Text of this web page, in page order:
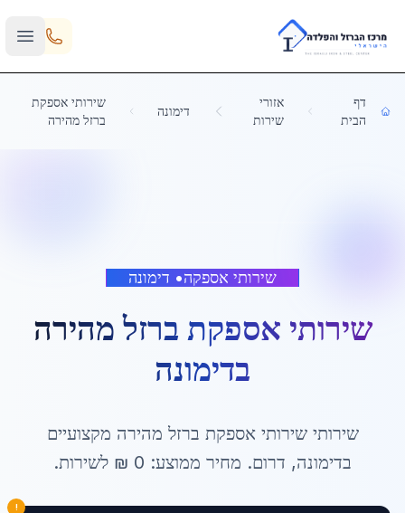
Skip to main content
דף
הבית
אזורי
שירות
דימונה
שירותי אספקת
ברזל מהירה
שירותי אספקה• דימונה
שירותי אספקת ברזל מהירה
בדימונה
שירותישירותי אספקת ברזל מהירה מקצועיים
בדימונה, דרום. מחיר ממוצע: 0 ₪ לשירות.
!